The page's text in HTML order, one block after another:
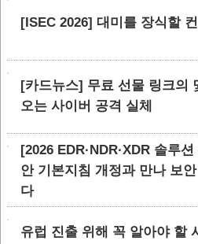
[ISEC 2026] 대미를 장식할
[카드뉴스] 무료 선물 링크의
오는 사이버 공격 실체
[2026 EDR·NDR·XDR 솔루
안 기본지침 개정과 만나 보
다
유럽 진출 위해 꼭 알아야 할